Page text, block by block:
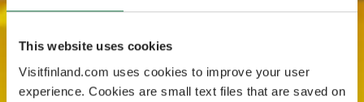
This website uses cookies
Visitfinland.com uses cookies to improve your user
experience. Cookies are small text files that are saved on